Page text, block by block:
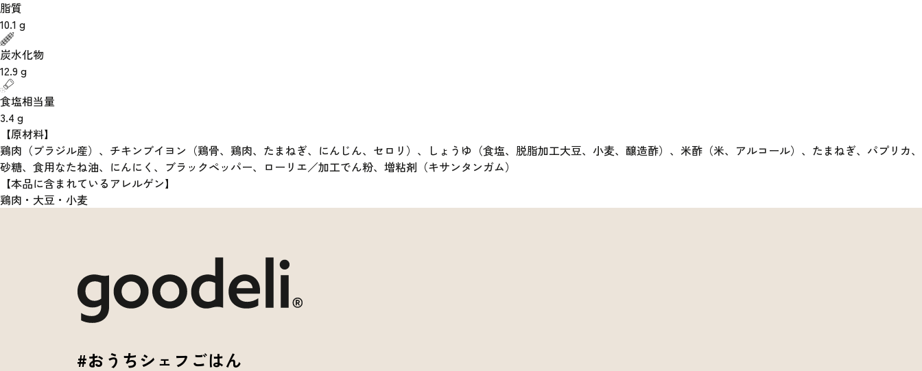
脂質
10.1 g
炭水化物
12.9g
食塩相当量
3.4 g
【原材料】
鶏肉（ブラジル産）、チキンブイヨン（鶏骨、鶏肉、たまねぎ、にんじん、セロリ）、しょうゆ（食塩、脱脂加工大豆、小麦、醸造酢）、米酢（米、アルコール）、たまねぎ、パプリカ、
砂糖、食用なたね油、にんにく、ブラックペッパー、ローリエ／加工でん粉、増粘剤（キサンタンガム）
【本品に含まれているアレルゲン】
鶏肉・大豆・小麦
#おうちシェフごはん